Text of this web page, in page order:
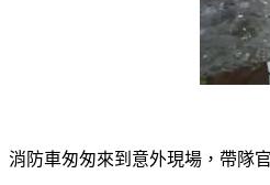
消防車匆匆來到意外現場，帶隊